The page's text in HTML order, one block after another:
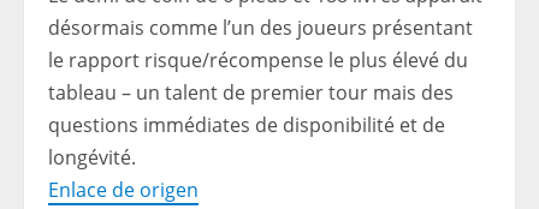
désormais comme l’un des joueurs présentant
le rapport risque/récompense le plus élevé du
tableau – un talent de premier tour mais des
questions immédiates de disponibilité et de
longévité.
Enlace de origen